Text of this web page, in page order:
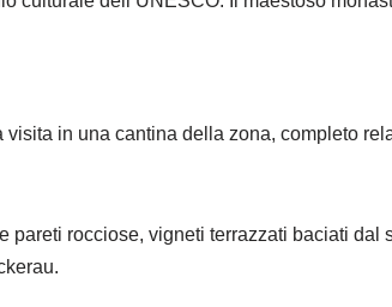
in una cantina della zona, completo
rocciose, vigneti terrazzati baciati